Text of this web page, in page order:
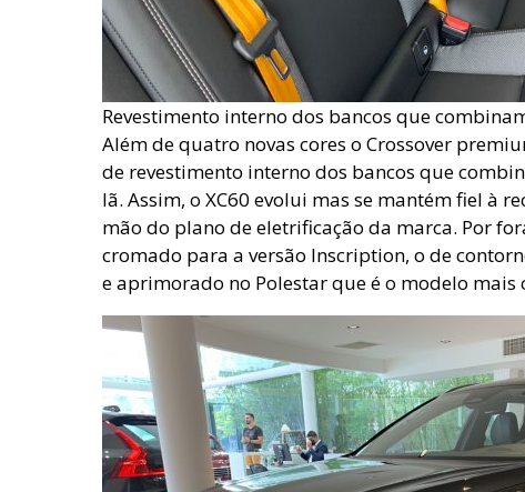
Revestimento interno dos bancos que
Além de quatro novas cores o Crossover
de revestimento interno dos bancos que
lã. Assim, o XC60 evolui mas se mantém fiel à
mão do plano de eletrificação da marca. Por
cromado para a versão Inscription, o de
e aprimorado no Polestar que é o modelo mais